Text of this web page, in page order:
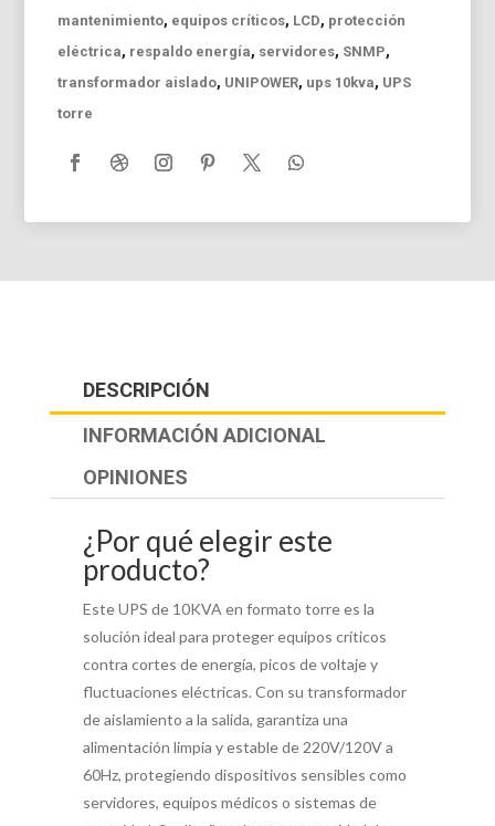
mantenimiento, equipos críticos, LCD, protección
eléctrica, respaldo energía, servidores, SNMP,
transformador aislado, UNIPOWER, ups 10kva, UPS
torre
DESCRIPCIÓN
INFORMACIÓN ADICIONAL
OPINIONES
¿Por qué elegir este
producto?
Este UPS de 10KVA en formato torre es la
solución ideal para proteger equipos críticos
contra cortes de energía, picos de voltaje y
fluctuaciones eléctricas. Con su transformador
de aislamiento a la salida, garantiza una
alimentación limpia y estable de 220V/120V a
60Hz, protegiendo dispositivos sensibles como
servidores, equipos médicos o sistemas de